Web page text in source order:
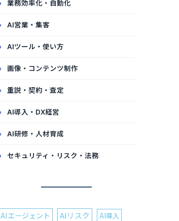
業務効率化・自動化
AI営業・集客
AIツール・使い方
画像・コンテンツ制作
重説・契約・査定
AI導入・DX経営
AI研修・人材育成
セキュリティ・リスク・法務
AIエージェント AIリスク
AI導入